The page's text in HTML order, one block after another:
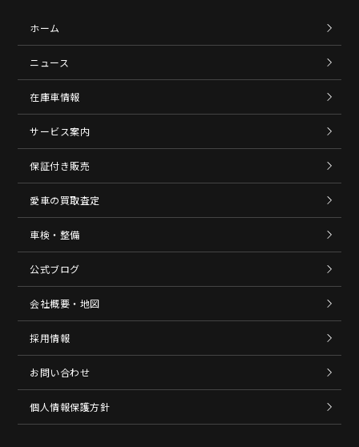
ホーム
ニュース
在庫車情報
サービス案内
保証付き販売
愛車の買取査定
車検・整備
公式ブログ
会社概要・地図
採用情報
お問い合わせ
個人情報保護方針